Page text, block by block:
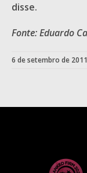
disse.
Fonte: Eduardo
6 de setembro de 2011